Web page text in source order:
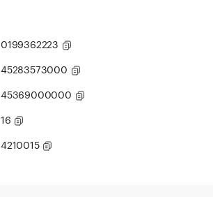
0199362223
45283573000
45369000000
16
4210015